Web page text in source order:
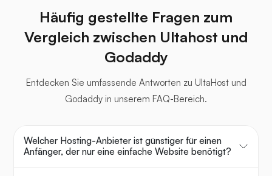
Häufig gestellte Fragen zum
Vergleich zwischen Ultahost und
Godaddy
Entdecken Sie umfassende Antworten zu UltaHost und
Godaddy in unserem FAQ-Bereich.
Welcher Hosting-Anbieter ist günstiger für einen
Anfänger, der nur eine einfache Website benötigt?